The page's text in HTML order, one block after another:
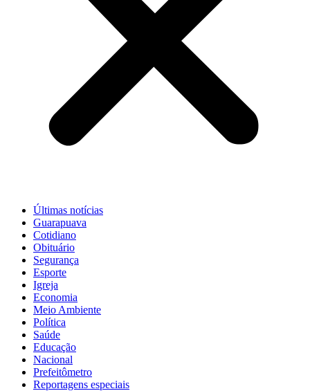
Últimas notícias
Guarapuava
Cotidiano
Obituário
Segurança
Esporte
Igreja
Economia
Meio Ambiente
Política
Saúde
Educação
Nacional
Prefeitômetro
Reportagens especiais